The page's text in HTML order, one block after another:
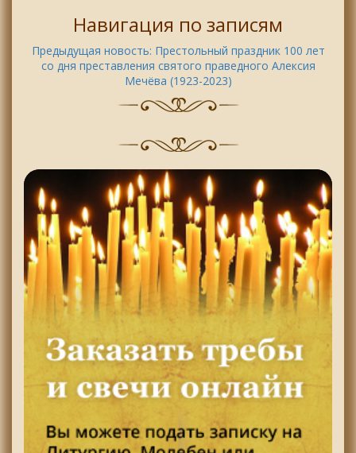
Навигация по записям
Предыдущая новость: Престольный праздник 100 лет
со дня преставления святого праведного Алексия
Мечёва (1923-2023)